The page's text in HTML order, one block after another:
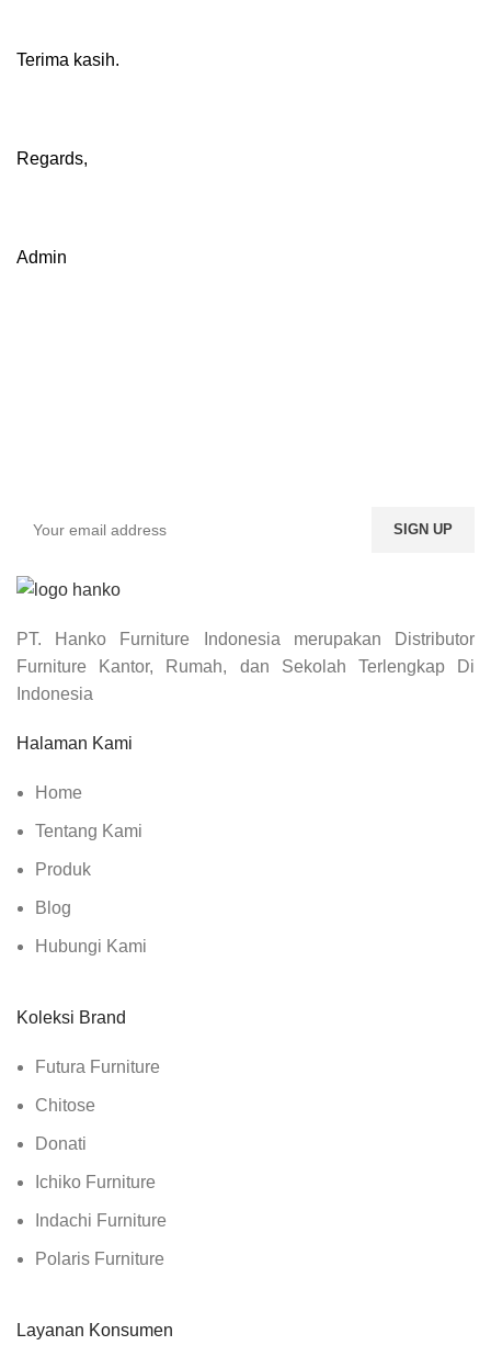
Terima kasih.
Regards,
Admin
PT. Hanko Furniture Indonesia merupakan Distributor
Furniture Kantor, Rumah, dan Sekolah Terlengkap Di
Indonesia
Halaman Kami
Home
Tentang Kami
Produk
Blog
Hubungi Kami
Koleksi Brand
Futura Furniture
Chitose
Donati
Ichiko Furniture
Indachi Furniture
Polaris Furniture
Layanan Konsumen